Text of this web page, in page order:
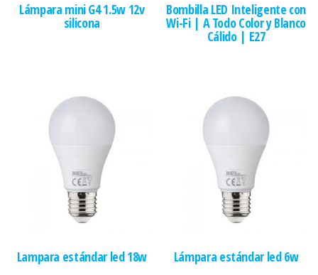
Lámpara mini G4 1.5w 12v
silicona
Bombilla LED Inteligente con
Wi-Fi | A Todo Color y Blanco
Cálido | E27
Lampara estándar led 18w Lámpara estándar led 6w